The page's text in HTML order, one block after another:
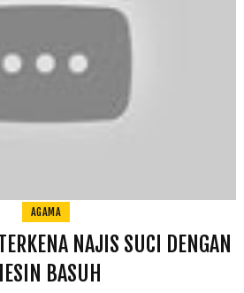
AGAMA
NAJIS SUCI DENGAN
BASUH